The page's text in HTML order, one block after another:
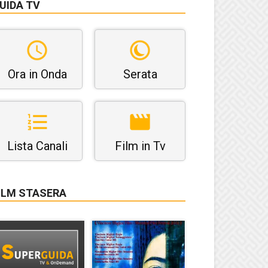
TV
Ora in Onda Serata
Lista Canali Film in Tv
STASERA